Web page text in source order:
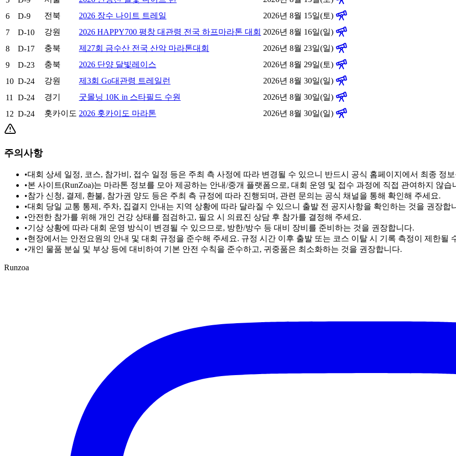
6
D-9 전북 2026 장수 나이트 트레일
2026년 8월 15일(토)
7
D-10 강원 2026 HAPPY700 평창 대관령 전국 하프마라톤 대회 2026년 8월 16일(일)
8
D-17 충북 제27회 금수산 전국 산악 마라톤대회
2026년 8월 23일(일)
9
D-23 충북 2026 단양 달빛레이스
2026년 8월 29일(토)
10 D-24 강원 제3회 Go대관령 트레일런
2026년 8월 30일(일)
11
D-24 경기 굿몰닝 10K in 스타필드 수원
2026년 8월 30일(일)
12 D-24 홋카이도 2026 홋카이도 마라톤 2026년 8월 30일(일)
주의사항
•대회 상세 일정, 코스, 참가비, 접수 일정 등은 주최 측 사정에 따라 변경될 수 있으니 반드시 공식 홈페이지에서 최종 정
•본 사이트(RunZoa)는 마라톤 정보를 모아 제공하는 안내/중개 플랫폼으로, 대회 운영 및 접수 과정에 직접 관여하지 않습
•참가 신청, 결제, 환불, 참가권 양도 등은 주최 측 규정에 따라 진행되며, 관련 문의는 공식 채널을 통해 확인해 주세요.
•대회 당일 교통 통제, 주차, 집결지 안내는 지역 상황에 따라 달라질 수 있으니 출발 전 공지사항을 확인하는 것을 권장합
•안전한 참가를 위해 개인 건강 상태를 점검하고, 필요 시 의료진 상담 후 참가를 결정해 주세요.
•기상 상황에 따라 대회 운영 방식이 변경될 수 있으므로, 방한/방수 등 대비 장비를 준비하는 것을 권장합니다.
•현장에서는 안전요원의 안내 및 대회 규정을 준수해 주세요. 규정 시간 이후 출발 또는 코스 이탈 시 기록 측정이 제한될
•개인 물품 분실 및 부상 등에 대비하여 기본 안전 수칙을 준수하고, 귀중품은 최소화하는 것을 권장합니다.
Runzoa